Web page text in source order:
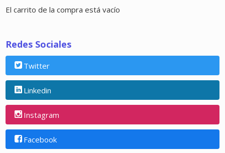
El carrito de la compra está vacío
Redes Sociales
Twitter
Linkedin
Instagram
Facebook